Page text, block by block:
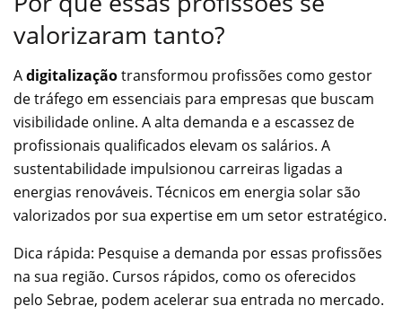
valorizaram tanto?
Adigitalizaçãotransformou profissões como gestor
de tráfego em essenciais para empresas que buscam
visibilidade online. A alta demanda e a escassez de
profissionais qualificados elevam os salários. A
sustentabilidade impulsionou carreiras ligadas a
energias renováveis. Técnicos em energia solar são
valorizados por sua expertise em um setor estratégico.
Dica rápida: Pesquise a demanda por essas profissões
na sua região. Cursos rápidos, como os oferecidos
pelo Sebrae, podem acelerar sua entrada no mercado.